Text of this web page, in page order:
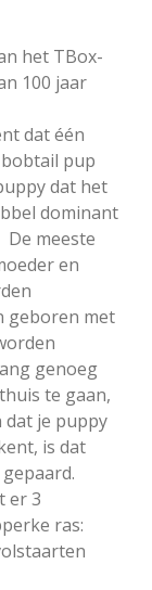
het TBox-
100 jaar
dat één
pup
dat het
dominant
meeste
en
geboren met
genoeg
te gaan,
dat je puppy
is dat
er 3
ras: